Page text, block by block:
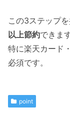
この3ステップを
以上節約できます
特に楽天カード
必須です。
point